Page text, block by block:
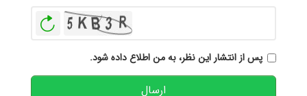
پس از انتشار این نظر، به من اطلاع داده شود.
ارسال